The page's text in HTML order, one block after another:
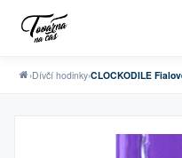
›Dívčí hodinky›CLOCKODILE